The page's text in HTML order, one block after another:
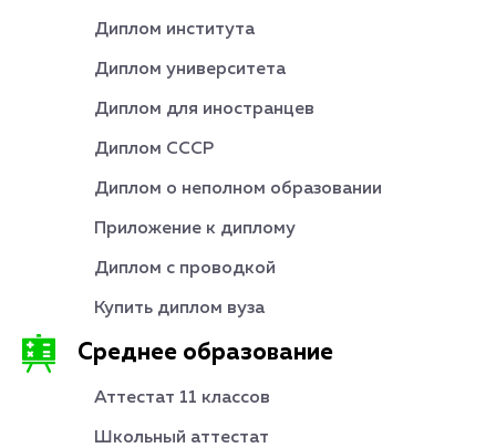
Диплом института
Диплом университета
Диплом для иностранцев
Диплом СССР
Диплом о неполном образовании
Приложение к диплому
Диплом с проводкой
Купить диплом вуза
Среднее образование
Аттестат 11 классов
Школьный аттестат